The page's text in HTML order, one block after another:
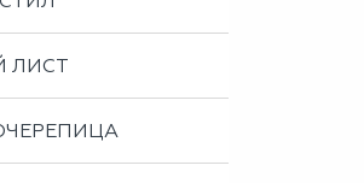
вентилируемых фасадов
металла
ЛИСТ